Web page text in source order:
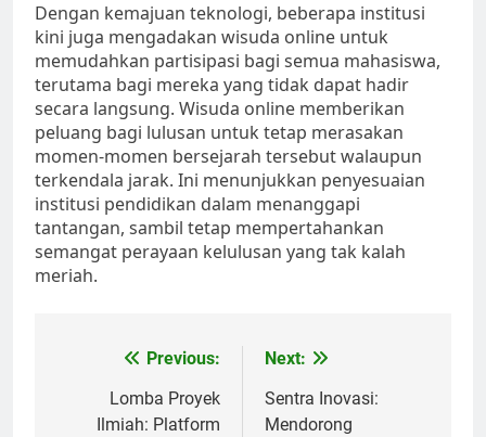
Dengan kemajuan teknologi, beberapa institusi
kini juga mengadakan wisuda online untuk
memudahkan partisipasi bagi semua mahasiswa,
terutama bagi mereka yang tidak dapat hadir
secara langsung. Wisuda online memberikan
peluang bagi lulusan untuk tetap merasakan
momen-momen bersejarah tersebut walaupun
terkendala jarak. Ini menunjukkan penyesuaian
institusi pendidikan dalam menanggapi
tantangan, sambil tetap mempertahankan
semangat perayaan kelulusan yang tak kalah
meriah.
navigation
Previous:
Lomba Proyek
Ilmiah: Platform
Next:
Sentra Inovasi:
Mendorong